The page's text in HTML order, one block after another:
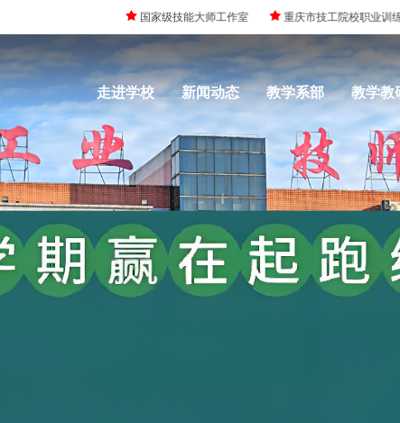
重庆市技工院校职业训练院 重庆市高水平中职
走进学校 新闻动态 教学系部 教学教